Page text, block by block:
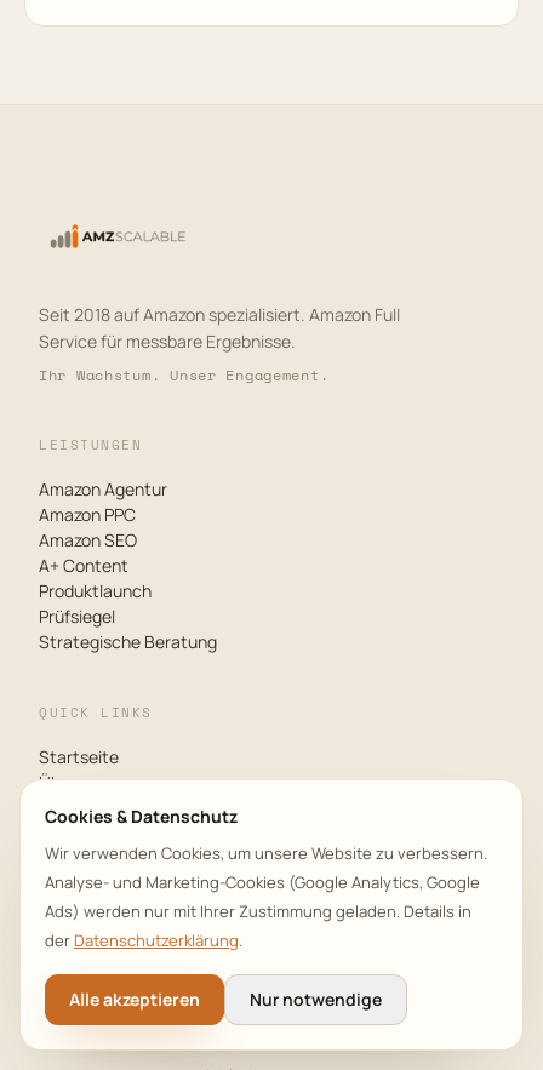
Seit 2018 auf Amazon spezialisiert. Amazon Full
Service für messbare Ergebnisse.
Ihr Wachstum. Unser Engagement.
LEISTUNGEN
Amazon Agentur
Amazon PPC
Amazon SEO
A+ Content
Produktlaunch
Prüfsiegel
Strategische Beratung
QUICK LINKS
Startseite
Über uns
Blog
Partner
Referenzen
Ergebnisse
Case Studies
KONTAKT
Cookies & Datenschutz
Wir verwenden Cookies, um unsere Website zu verbessern.
Analyse- und Marketing-Cookies (Google Analytics, Google
Ads) werden nur mit Ihrer Zustimmung geladen. Details in
der Datenschutzerklärung.
Alle akzeptieren Nur notwendige